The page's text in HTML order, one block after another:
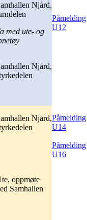
Njård,
med ute- og
Påmelding
U12
Njård,
Njård,Påmelding
U14
Påmelding
U16
oppmøte
Samhallen